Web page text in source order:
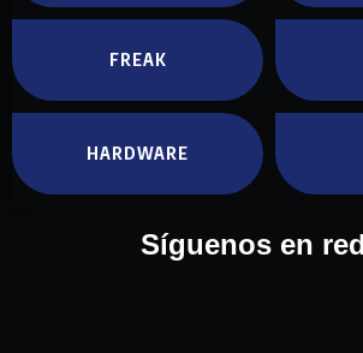
FREAK
HARDWARE
Síguenos en